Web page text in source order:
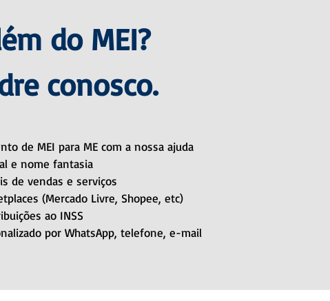
do MEI?
conosco.
de MEI para ME com a nossa ajuda
e nome fantasia
de vendas e serviços
(Mercado Livre, Shopee, etc)
ao INSS
por WhatsApp, telefone, e-mail